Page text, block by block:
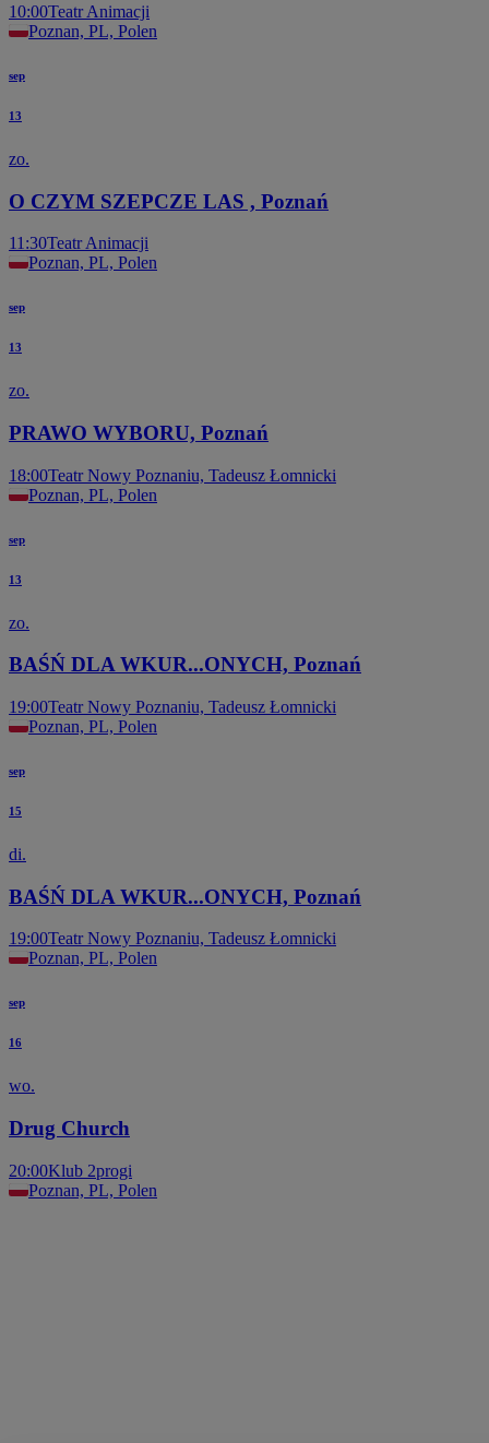
10:00Teatr Animacji
Poznan, PL, Polen
sep
13
zo.
O CZYM SZEPCZE LAS , Poznań
11:30Teatr Animacji
Poznan, PL, Polen
sep
13
zo.
PRAWO WYBORU, Poznań
18:00Teatr Nowy Poznaniu, Tadeusz Łomnicki
Poznan, PL, Polen
sep
13
zo.
BAŚŃ DLA WKUR...ONYCH, Poznań
19:00Teatr Nowy Poznaniu, Tadeusz Łomnicki
Poznan, PL, Polen
sep
15
di.
BAŚŃ DLA WKUR...ONYCH, Poznań
19:00Teatr Nowy Poznaniu, Tadeusz Łomnicki
Poznan, PL, Polen
sep
16
wo.
Drug Church
20:00Klub 2progi
Poznan, PL, Polen